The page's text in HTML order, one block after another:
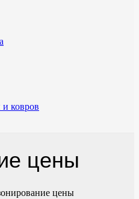
ковров
цены
цены